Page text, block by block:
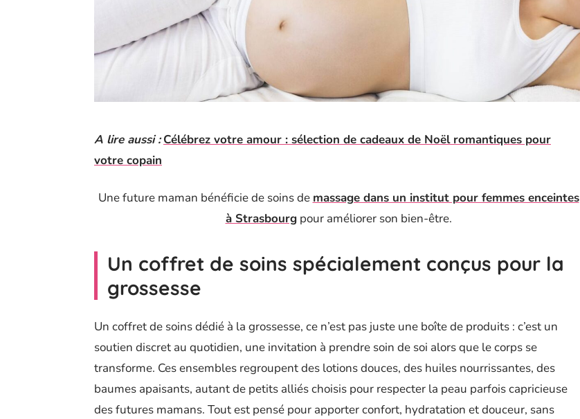
A lire aussi : Célébrez votre amour : sélection de cadeaux de Noël romantiques pour
votre copain
Une future maman bénéficie de soins de massage dans un institut pour femmes enceintes
à Strasbourgpour améliorer son bien-être.
Un coffret de soins spécialement conçus pour la
grossesse
Un coffret de soins dédié à la grossesse, ce n’est pas juste une boîte de produits : c’est un
soutien discret au quotidien, une invitation à prendre soin de soi alors que le corps se
transforme. Ces ensembles regroupent des lotions douces, des huiles nourrissantes, des
baumes apaisants, autant de petits alliés choisis pour respecter la peau parfois capricieuse
des futures mamans. Tout est pensé pour apporter confort, hydratation et douceur, sans